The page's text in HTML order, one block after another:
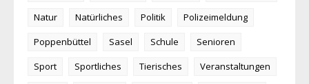
Natur
Natürliches Politik
Polizeimeldung
Poppenbüttel
Sasel Schule
Senioren
Sport
Sportliches Tierisches
Veranstaltungen